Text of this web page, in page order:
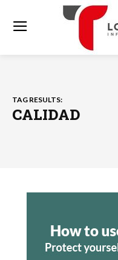
TAG RESULTS:
CALIDAD